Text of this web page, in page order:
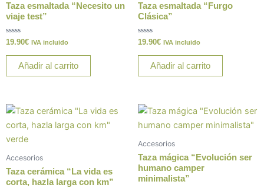
Taza esmaltada “Necesito un
viaje test”
Valorado
0
19.90€ IVA incluido
Añadir al carrito
Taza esmaltada “Furgo
Clásica”
Valorado
0
19.90€ IVA incluido
Añadir al carrito
Accesorios
Taza cerámica “La vida es
corta, hazla larga con km”
Este
producto
múltiples
variantes.
Las
Accesorios
Taza mágica “Evolución ser
humano camper
minimalista”